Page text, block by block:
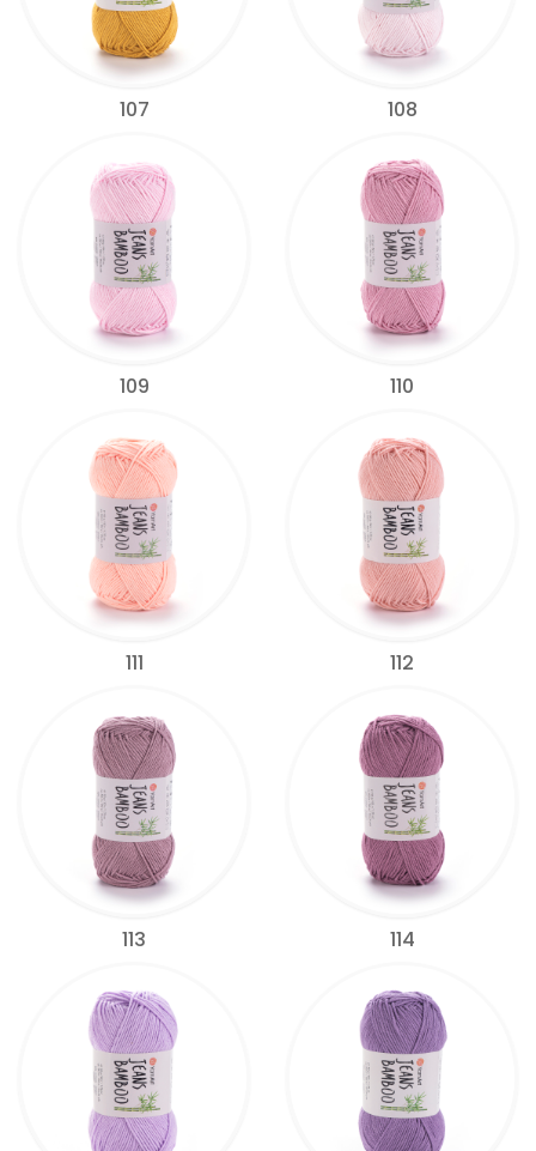
107 108
109 110
111 112
113 114